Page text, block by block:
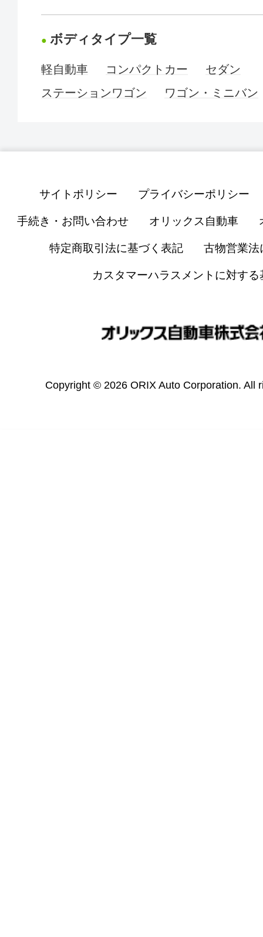
ボディタイプ一覧
軽自動車 コンパクトカー
セダン
ステーションワゴン
ワゴン・ミニバン
サイトポリシー プライバシーポリシー
手続き・お問い合わせ オリックス自動車
特定商取引法に基づく表記 古物営業法
カスタマーハラスメントに対する
Copyright © 2026 ORIX Auto Corporation. All